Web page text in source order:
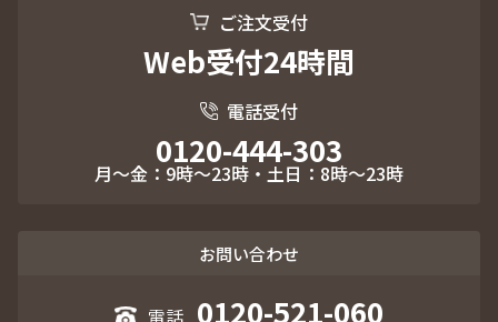
営業時間
ご注文受付
Web受付24時間
電話受付
0120-444-303
お問い合わせ